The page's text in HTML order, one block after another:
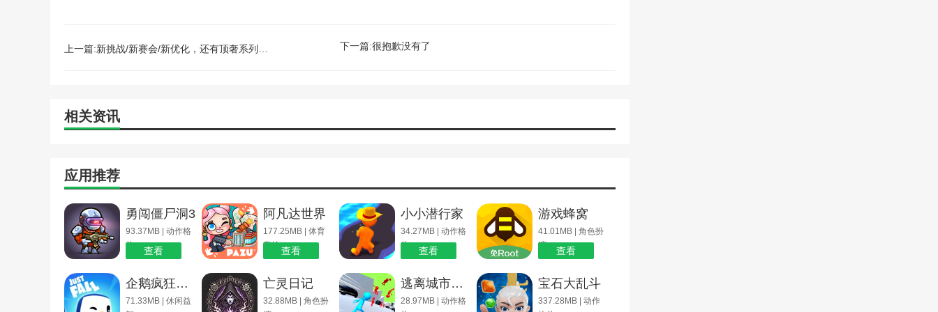
下一篇:很抱歉没有了
相关资讯
应用推荐
勇闯僵尸洞3
93.37MB | 动作格
斗
查看
阿凡达世界
177.25MB | 体育
竞技查看
小小潜行家
34.27MB | 动作格
斗
查看
游戏蜂窝
41.01MB | 角色扮
演
查看
企鹅疯狂淘汰赛
71.33MB | 休闲益
亡灵日记
32.88MB | 角色扮
逃离城市跑酷安卓版
28.97MB | 动作格
宝石大乱斗
337.28MB | 动作